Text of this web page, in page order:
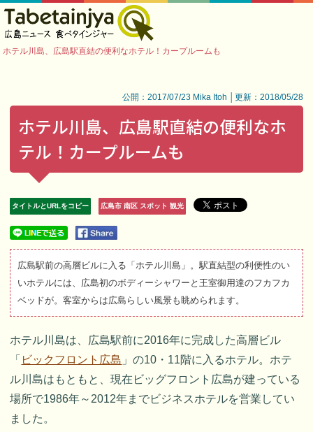
ホテル川島、広島駅直結の便利なホテル！カープルームも
公開：2017/07/23 Mika Itoh │更新：2018/05/28
ホテル川島、広島駅直結の便利なホ
テル！カープルームも
タイトルとURLをコピー 広島市 南区 スポット 観光
広島駅前の高層ビルに入る「ホテル川島」。駅直結型の利便性のい
いホテルには、広島初のボディーシャワーと王室御用達のフカフカ
ベッドが。客室からは広島らしい風景も眺められます。
ホテル川島は、広島駅前に2016年に完成した高層ビル
「 ビックフロント広島 」の10・11階に入るホテル。ホテ
ル川島はもともと、現在ビッグフロント広島が建っている
場所で1986年～2012年までビジネスホテルを営業してい
ました。